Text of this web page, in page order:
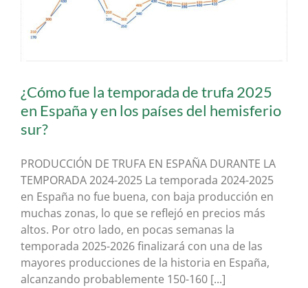
¿Cómo fue la temporada de trufa 2025
en España y en los países del hemisferio
sur?
PRODUCCIÓN DE TRUFA EN ESPAÑA DURANTE LA
TEMPORADA 2024-2025 La temporada 2024-2025
en España no fue buena, con baja producción en
muchas zonas, lo que se reflejó en precios más
altos. Por otro lado, en pocas semanas la
temporada 2025-2026 finalizará con una de las
mayores producciones de la historia en España,
alcanzando probablemente 150-160 [...]